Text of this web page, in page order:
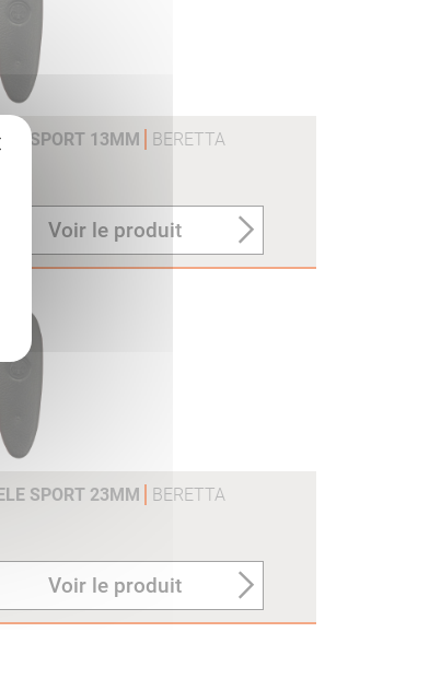
SPORT 13MM BERETTA
Voir le produit
SPORT 23MM BERETTA
Voir le produit